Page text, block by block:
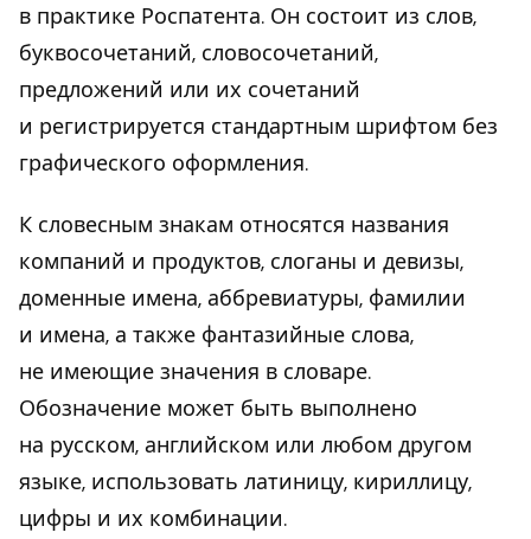
в практике Роспатента. Он состоит из слов,
буквосочетаний, словосочетаний,
предложений или их сочетаний
и регистрируется стандартным шрифтом без
графического оформления.
К словесным знакам относятся названия
компаний и продуктов, слоганы и девизы,
доменные имена, аббревиатуры, фамилии
и имена, а также фантазийные слова,
не имеющие значения в словаре.
Обозначение может быть выполнено
на русском, английском или любом другом
языке, использовать латиницу, кириллицу,
цифры и их комбинации.